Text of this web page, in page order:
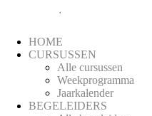
·
HOME
CURSUSSEN
Alle cursussen
Weekprogramma
Jaarkalender
BEGELEIDERS